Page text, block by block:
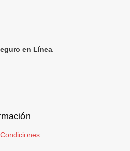
en Línea